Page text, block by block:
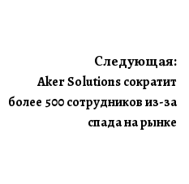
Следующая:
Aker Solutions сократит
более 500 сотрудников из-за
спада на рынке